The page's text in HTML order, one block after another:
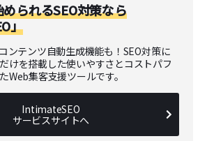
られるSEO対策なら
」
ンテンツ自動生成機能も！SEO対策に
けを搭載した使いやすさとコストパフ
Web集客支援ツールです。
IntimateSEO
サービスサイトへ